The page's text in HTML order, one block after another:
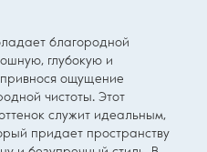
благородной
глубокую и
ощущение
чистоты. Этот
служит идеальным,
придает пространству